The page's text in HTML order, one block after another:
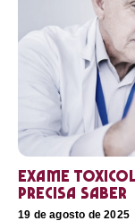
Exame
precisa saber
19 de agosto de 2025